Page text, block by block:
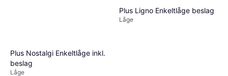
Plus Nostalgi Enkeltlåge inkl.
beslag
Låge
Plus Ligno Enkeltlåge beslag
Låge